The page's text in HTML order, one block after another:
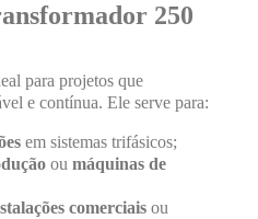
250
para projetos que
e contínua. Ele serve para:
em sistemas trifásicos;
ou máquinas de
comerciais ou